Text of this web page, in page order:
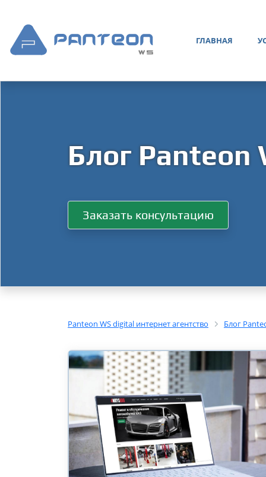
ГЛАВНАЯ
Блог Panteon
Заказать консультацию
Panteon WS digital интернет агентство Блог